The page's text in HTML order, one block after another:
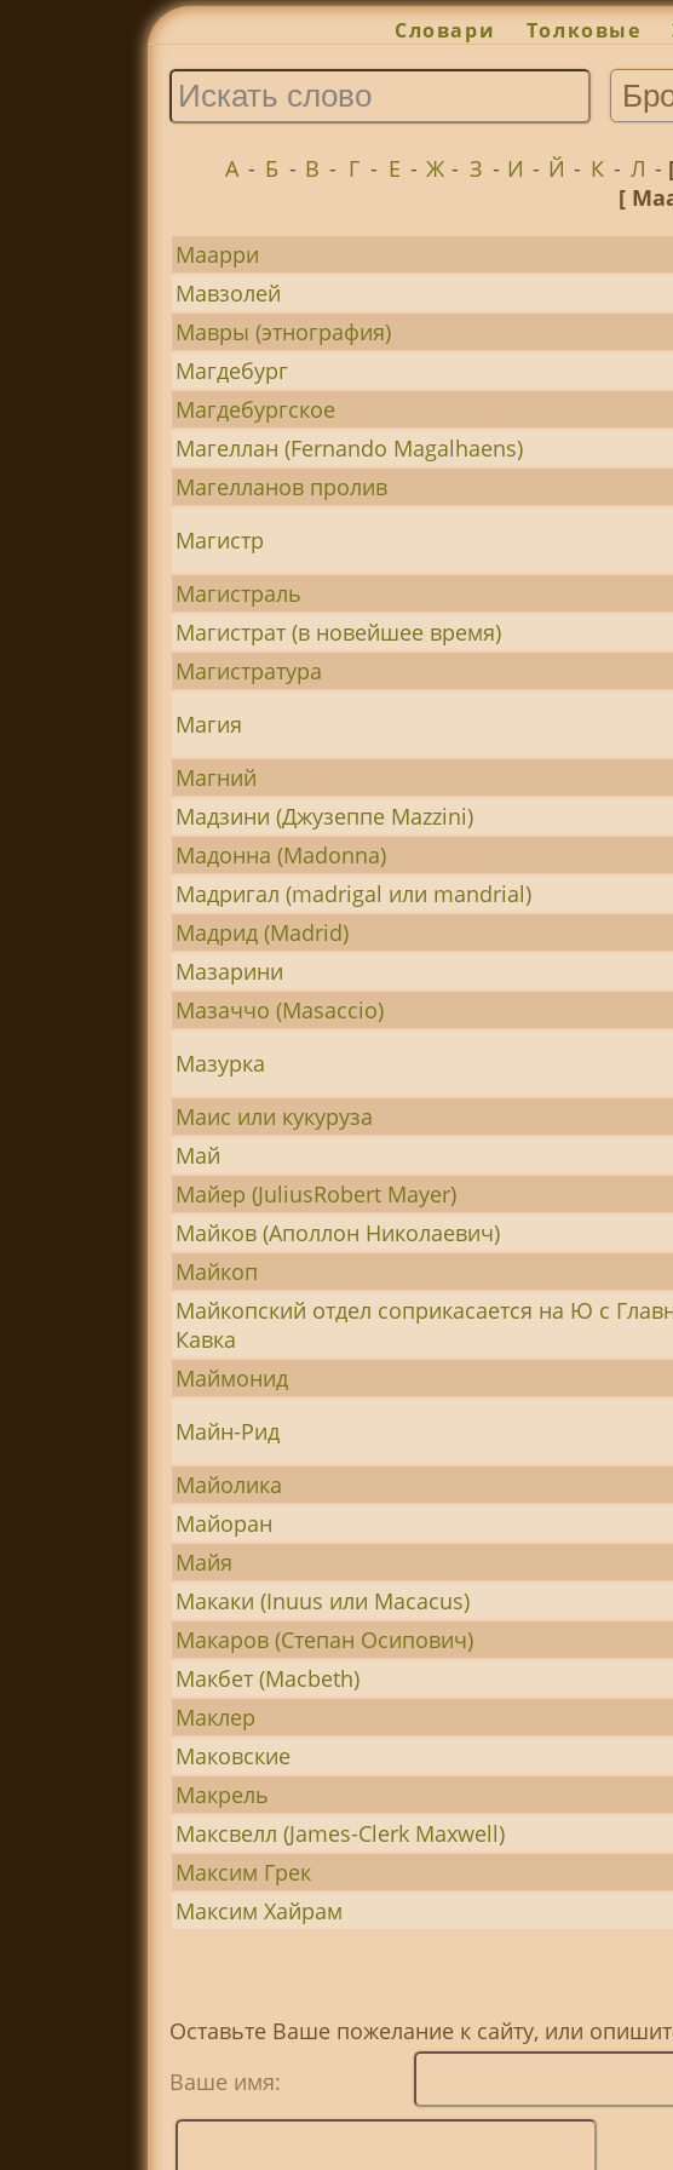
Словари Толковые
А - Б - В - Г - Е - Ж - З - И - Й - К - Л -
[
Маарри
Мавзолей
Мавры (этнография)
Магдебург
Магдебургское
Магеллан (Fernando Magalhaens)
Магелланов пролив
Магистр
Магистраль
Магистрат (в новейшее время)
Магистратура
Магия
Магний
Мадзини (Джузеппе Mazzini)
Мадонна (Madonna)
Мадригал (madrigal или mandrial)
Мадрид (Madrid)
Мазарини
Мазаччо (Masaccio)
Мазурка
Маис или кукуруза
Май
Майер (JuliusRobert Mayer)
Майков (Аполлон Николаевич)
Майкоп
Майкопский отдел соприкасается на Ю с
Кавка
Маймонид
Майн-Рид
Майолика
Майоран
Майя
Макаки (Inuus или Macacus)
Макаров (Степан Осипович)
Макбет (Macbeth)
Маклер
Маковские
Макрель
Максвелл (James-Clerk Maxwell)
Максим Грек
Максим Хайрам
Оставьте Ваше пожелание к сайту, или
Ваше имя: